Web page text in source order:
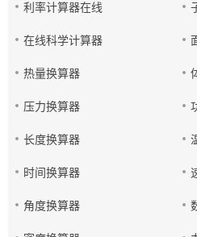
利率计算器在线
在线科学计算器
热量换算器
压力换算器
长度换算器
时间换算器
角度换算器